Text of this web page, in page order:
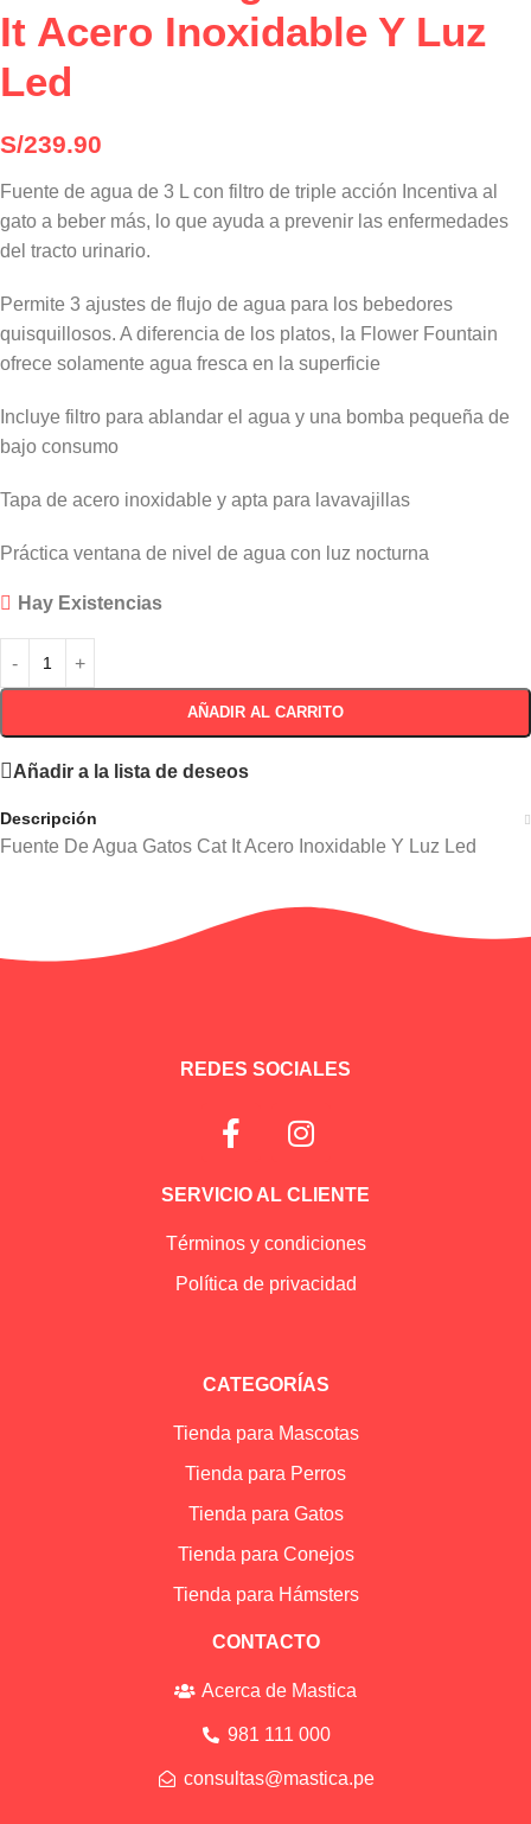
It Acero Inoxidable Y Luz
Led
S/239.90
Fuente de agua de 3 L con filtro de triple acción Incentiva al
gato a beber más, lo que ayuda a prevenir las enfermedades
del tracto urinario.
Permite 3 ajustes de flujo de agua para los bebedores
quisquillosos. A diferencia de los platos, la Flower Fountain
ofrece solamente agua fresca en la superficie
Incluye filtro para ablandar el agua y una bomba pequeña de
bajo consumo
Tapa de acero inoxidable y apta para lavavajillas
Práctica ventana de nivel de agua con luz nocturna
Hay Existencias
AÑADIR AL CARRITO
Añadir a la lista de deseos
Descripción
Fuente De Agua Gatos Cat It Acero Inoxidable Y Luz Led
REDES SOCIALES
SERVICIO AL CLIENTE
Términos y condiciones
Política de privacidad
CATEGORÍAS
Tienda para Mascotas
Tienda para Perros
Tienda para Gatos
Tienda para Conejos
Tienda para Hámsters
CONTACTO
Acerca de Mastica
981 111 000
consultas@mastica.pe